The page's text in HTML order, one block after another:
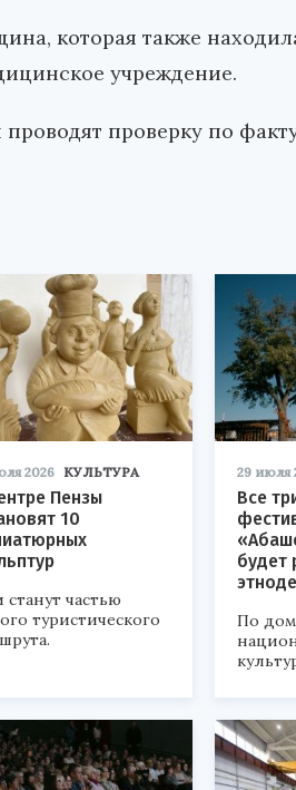
которая также
учреждение.
проверку по
2026 КУЛЬТУРА
Пензы
10
частью
туристического
29 июля
Все
будет
По